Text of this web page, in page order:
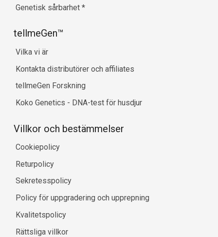
Genetisk sårbarhet *
tellmeGen™
Vilka vi är
Kontakta distributörer och affiliates
tellmeGen Forskning
Koko Genetics - DNA-test för husdjur
Villkor och bestämmelser
Cookiepolicy
Returpolicy
Sekretesspolicy
Policy för uppgradering och upprepning
Kvalitetspolicy
Rättsliga villkor